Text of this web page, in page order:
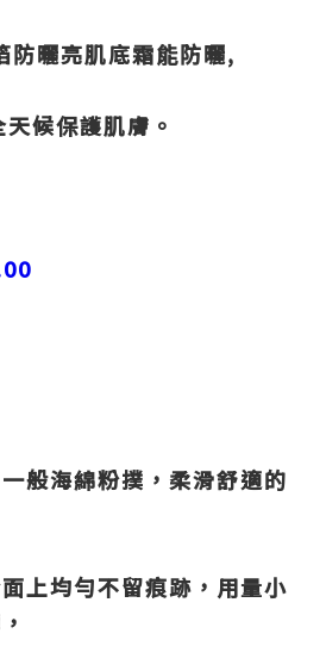
防曬亮肌底霜能防曬,
候保護肌膚。
般海綿粉撲，柔滑舒適的
上均勻不留痕跡，用量小